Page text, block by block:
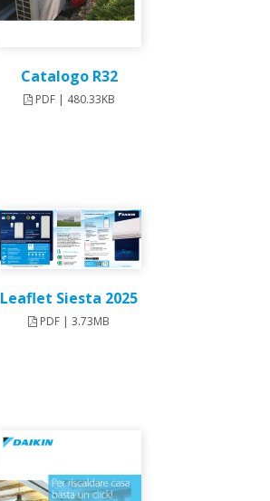
Catalogo R32
PDF | 480.33KB
Leaflet Siesta 2025
PDF | 3.73MB